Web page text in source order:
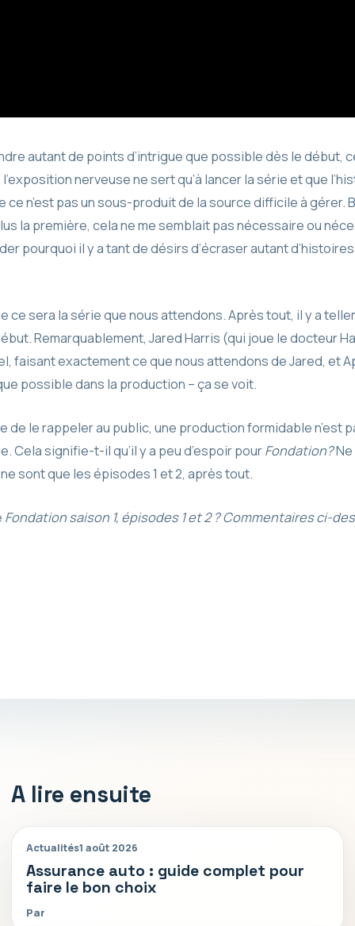
autant de points d’intrigue que possible dès le début,
nerveuse ne sert qu’à lancer la série et que
ce n’est pas un sous-produit de la source difficile à gérer.
la première, cela ne me semblait pas nécessaire ou
pourquoi il y a tant de désirs d’écraser autant
ce sera la série que nous attendons. Après tout, il y a
Remarquablement, Jared Harris (qui joue le docteur
faisant exactement ce que nous attendons de Jared, et
possible dans la production – ça se voit.
de le rappeler au public, une production formidable n’est
Cela signifie-t-il qu’il y a peu d’espoir pourFondation?
sont que les épisodes 1 et 2, après tout.
Fondation saison 1, épisodes 1 et 2 ? Commentaires ci-
A lire ensuite
Actualités1 août 2026
Assurance auto : guide complet pour
faire le bon choix
Par